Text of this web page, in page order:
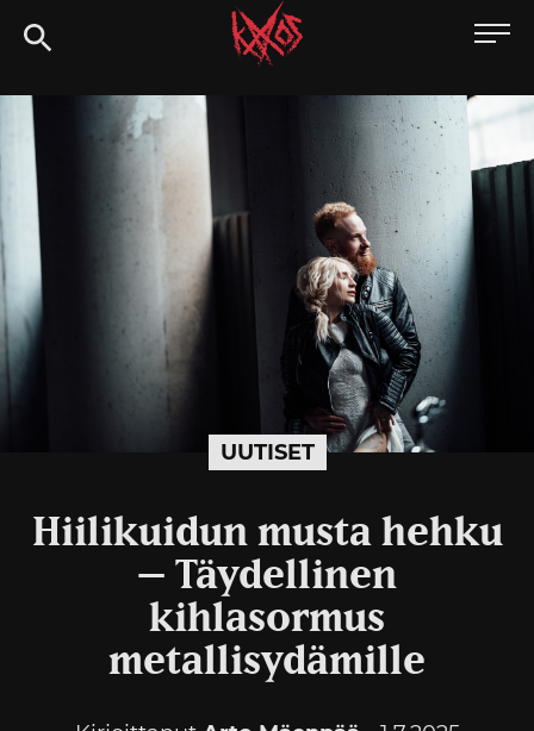
Siirry
suoraan
Kaaoszine
UUTISET
Hiilikuidun musta hehku
– Täydellinen
kihlasormus
metallisydämille